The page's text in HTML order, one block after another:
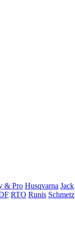
& Pro Husqvarna Jack
RTO Runis Schmetz